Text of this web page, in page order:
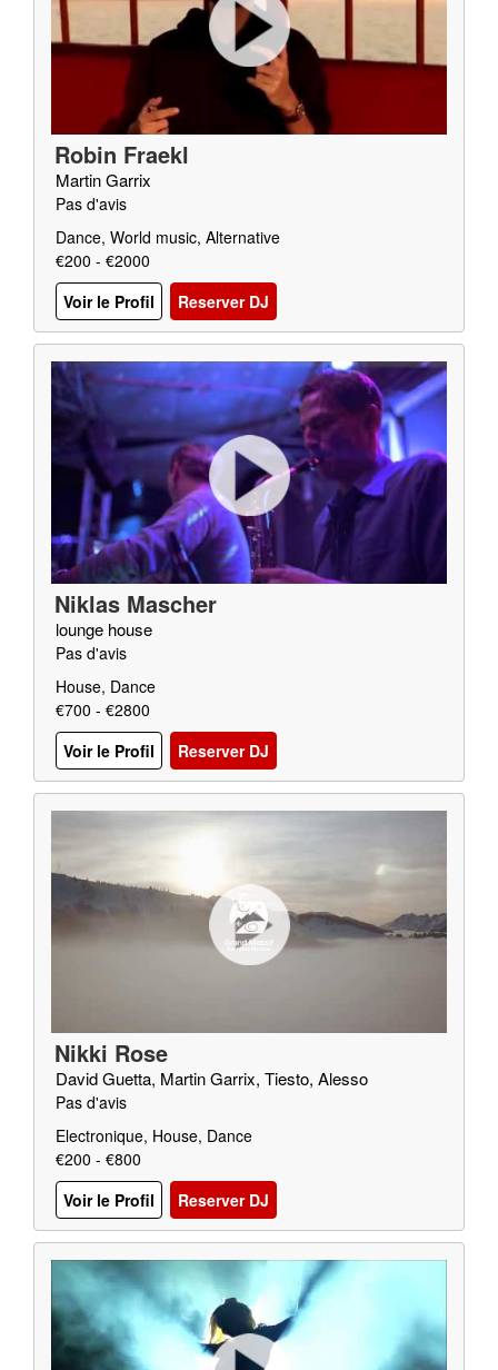
Robin Fraekl
Martin Garrix
Pas d'avis
Dance, World music, Alternative
€200 - €2000
Voir le Profil
Reserver DJ
Niklas Mascher
lounge house
Pas d'avis
House, Dance
€700 - €2800
Voir le Profil
Reserver DJ
Nikki Rose
David Guetta, Martin Garrix, Tiesto, Alesso
Pas d'avis
Electronique, House, Dance
€200 - €800
Voir le Profil
Reserver DJ